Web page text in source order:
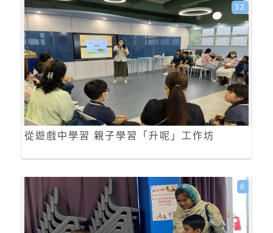
從遊戲中學習 親子學習「升呢」工作坊
32
8